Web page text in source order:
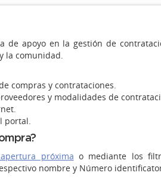
de apoyo en la gestión de
la comunidad.
compras y contrataciones.
y modalidades de
portal.
próxima o mediante los
nombre y Número